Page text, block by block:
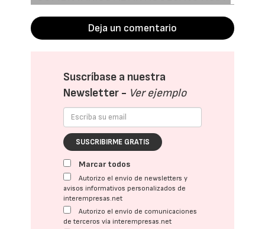
Deja un comentario
Suscríbase a nuestra
Newsletter - Ver ejemplo
SUSCRIBIRME GRATIS
Marcar todos
Autorizo el envío de newsletters y
avisos informativos personalizados de
interempresas.net
Autorizo el envío de comunicaciones
de terceros vía interempresas.net